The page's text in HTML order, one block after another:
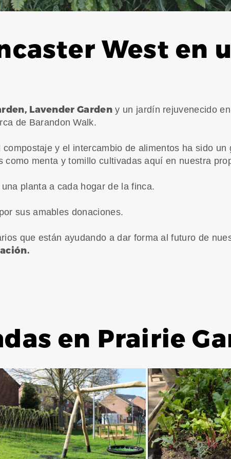
West en
Lavender Garden y un jardín rejuvenecido
de Barandon Walk.
y el intercambio de alimentos ha sido un
menta y tomillo cultivadas aquí en nuestra
planta a cada hogar de la finca.
por sus amables donaciones.
que están ayudando a dar forma al futuro de
en Prairie